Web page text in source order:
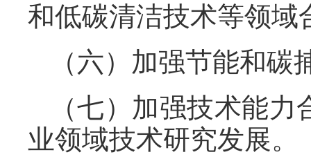
和低碳清洁技术等领域
（六）加强节能和
（七）加强技术能
业领域技术研究发展。